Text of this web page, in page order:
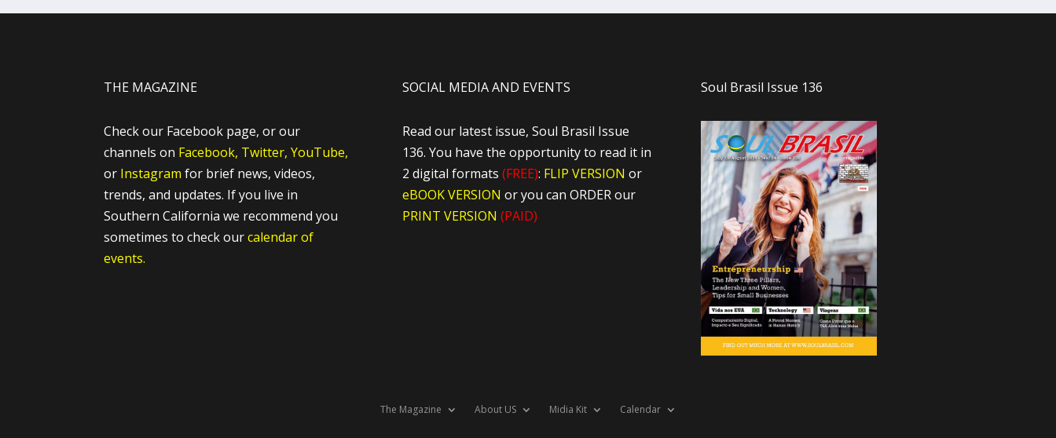
THE MAGAZINE
Check our Facebook page, or our
channels on Facebook, Twitter, YouTube,
or Instagram for brief news, videos,
trends, and updates. If you live in
Southern California we recommend you
sometimes to check ourcalendar of
events.
SOCIAL MEDIA AND EVENTS
Read our latest issue, Soul Brasil Issue
136. You have the opportunity to read it in
2 digital formats (FREE): FLIP VERSION or
eBOOK VERSION or you can ORDER our
PRINT VERSION (PAID)
Soul Brasil Issue 136
The Magazine About US Midia Kit Calendar